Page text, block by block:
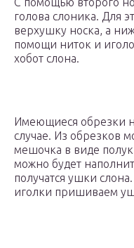
голова слоника. Для
верхушку носка, а
помощи ниток и
хобот слона.
Имеющиеся обрезки
случае. Из обрезков
мешочка в виде
можно будет
получатся ушки
иголки пришиваем